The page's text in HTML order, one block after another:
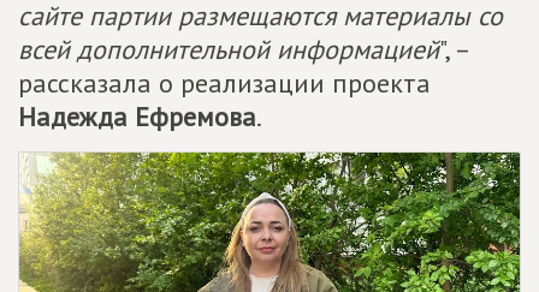
сайте партии размещаются материалы со
всей дополнительной информацией", –
рассказала о реализации проекта
Надежда Ефремова.